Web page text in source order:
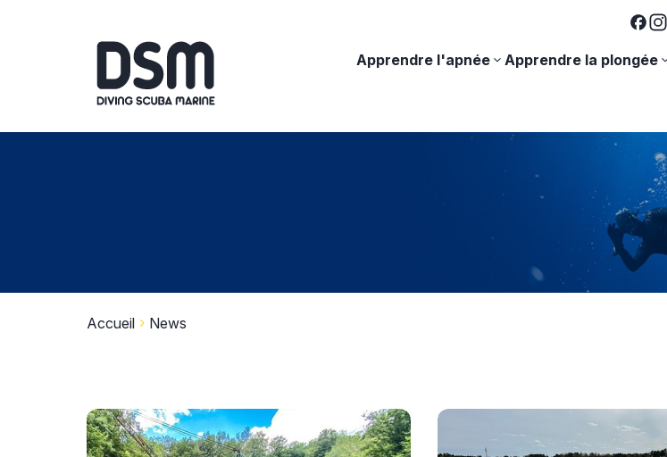
Apprendre l'apnée Apprendre la plongée
Accueil News